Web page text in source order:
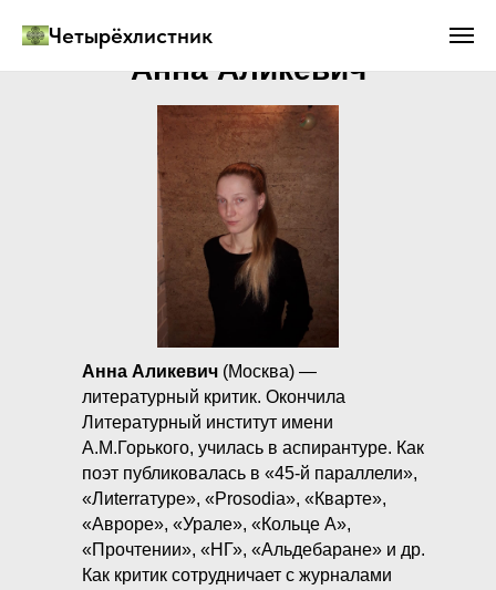
Четырёхлистник
Анна Аликевич
Анна Аликевич (Москва) —
литературный критик. Окончила
Литературный институт имени
А.М.Горького, училась в аспирантуре. Как
поэт публиковалась в «45-й параллели»,
«Лиterraтуре», «Prosodia», «Кварте»,
«Авроре», «Урале», «Кольце А»,
«Прочтении», «НГ», «Альдебаране» и др.
Как критик сотрудничает с журналами